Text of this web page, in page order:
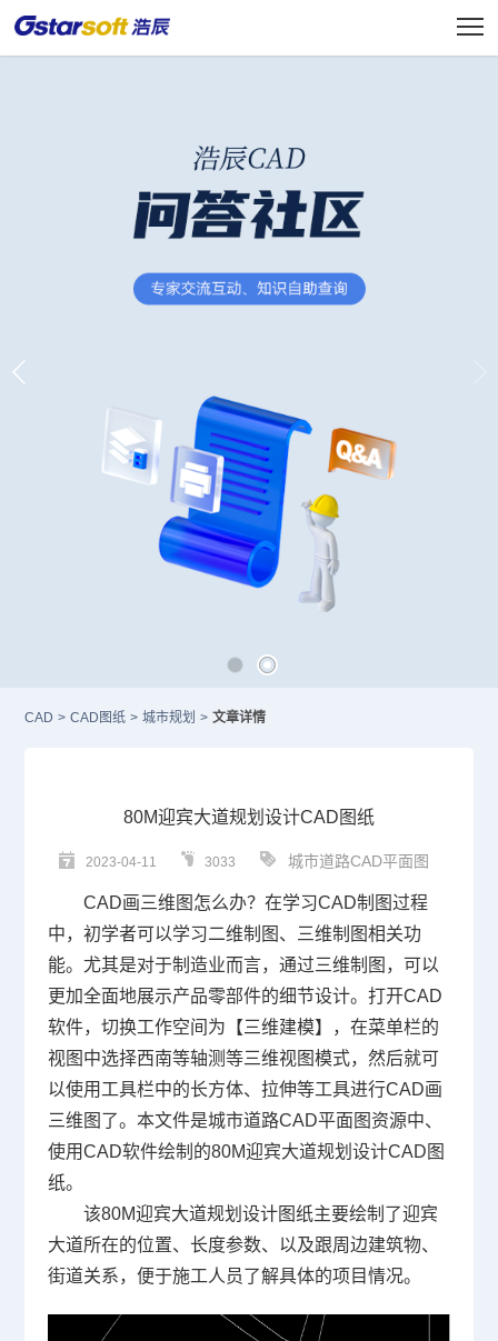
CAD > CAD图纸 > 城市规划 > 文章详情
80M迎宾大道规划设计CAD图纸
2023-04-11 3033 城市道路CAD平面图
CAD画三维图 怎么办？在学习CAD制图过程
中，初学者可以学习二维制图、三维制图相关功
能。尤其是对于制造业而言，通过三维制图，可以
更加全面地展示产品零部件的细节设计。打开CAD
软件，切换工作空间为【三维建模】，在菜单栏的
视图中选择西南等轴测等三维视图模式，然后就可
以使用工具栏中的长方体、拉伸等工具进行CAD画
三维图了。本文件是城市道路CAD平面图 资源中、
使用CAD软件绘制的80M迎宾大道规划设计CAD图
纸。
该80M迎宾大道规划设计图纸主要绘制了迎宾
大道所在的位置、长度参数、以及跟周边建筑物、
街道关系，便于施工人员了解具体的项目情况。